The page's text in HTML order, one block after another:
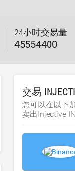
24小时交易量
45554400
交易
您可以在以下
卖出Injective